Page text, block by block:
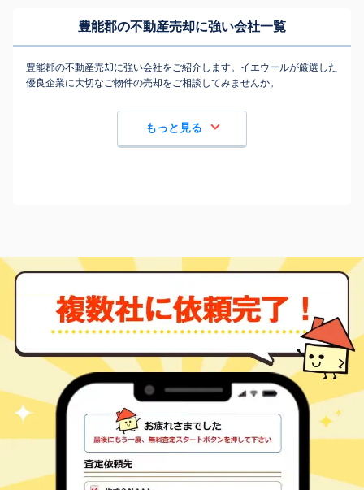
豊能郡の不動産売却に強い会社一覧
豊能郡の不動産売却に強い会社をご紹介します。イエウールが厳選した
優良企業に大切なご物件の売却をご相談してみませんか。
もっと見る